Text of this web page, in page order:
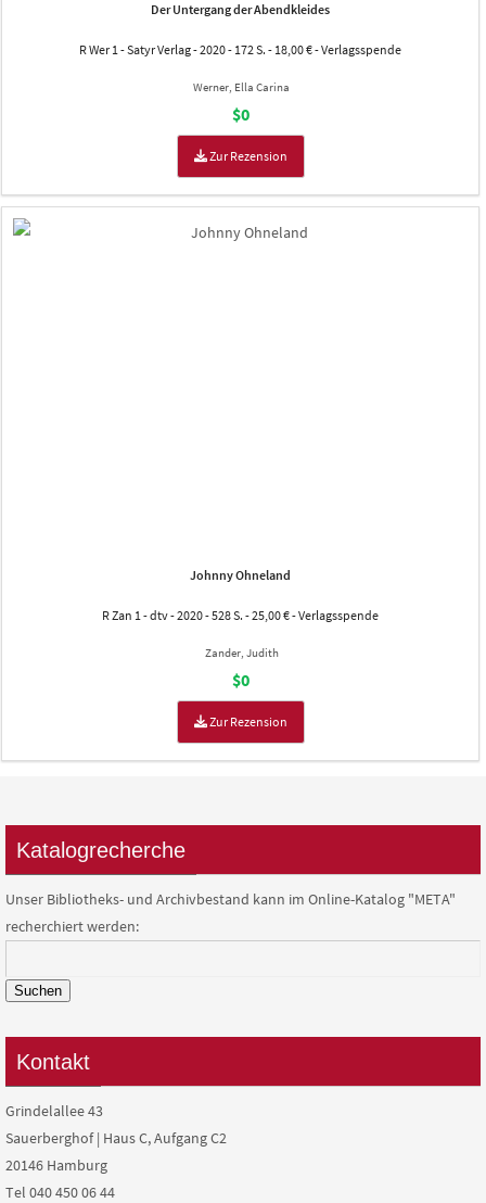
Der Untergang der Abendkleides
R Wer 1 - Satyr Verlag - 2020 - 172 S. - 18,00 € - Verlagsspende
Werner, Ella Carina
$0
Zur Rezension
Johnny Ohneland
R Zan 1 - dtv - 2020 - 528 S. - 25,00 € - Verlagsspende
Zander, Judith
$0
Zur Rezension
Katalogrecherche
Unser Bibliotheks- und Archivbestand kann im Online-Katalog "META"
recherchiert werden:
Suchen
Kontakt
Grindelallee 43
Sauerberghof | Haus C, Aufgang C2
20146 Hamburg
Tel 040 450 06 44